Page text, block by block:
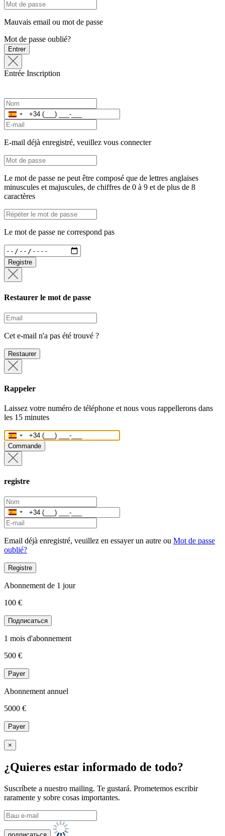
Mauvais email ou mot de passe
Mot de passe oublié?
Entrer
Entrée Inscription
Espagne
+34
E-mail déjà enregistré, veuillez vous connecter
Le mot de passe ne peut être composé que de lettres anglaises
minuscules et majuscules, de chiffres de 0 à 9 et de plus de 8
caractères
Le mot de passe ne correspond pas
Registre
Restaurer le mot de passe
Cet e-mail n'a pas été trouvé ?
Restaurer
Rappeler
Laissez votre numéro de téléphone et nous vous rappellerons dans
les 15 minutes
Espagne
+34
Commande
registre
Espagne
+34
Email déjà enregistré, veuillez en essayer un autre ou Mot de passe
oublié?
Registre
Abonnement de 1 jour
100 €
Подписаться
1 mois d'abonnement
500 €
Payer
Abonnement annuel
5000 €
Payer
×
¿Quieres estar informado de todo?
Suscríbete a nuestro mailing. Te gustará. Prometemos escribir
raramente y sobre cosas importantes.